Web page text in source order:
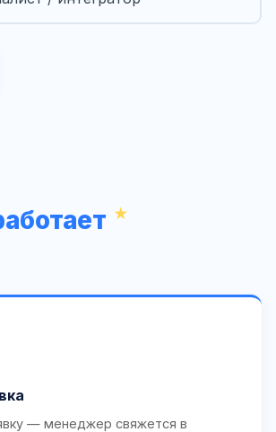
— менеджер свяжется в